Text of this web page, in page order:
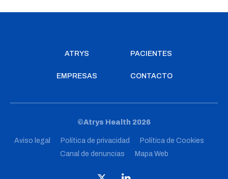
ATRYS PACIENTES
EMPRESAS CONTACTO
©Atrys Health 2026
Aviso legal Política de privacidad
Política de Cookies
Canal de denuncias
Mapa Web